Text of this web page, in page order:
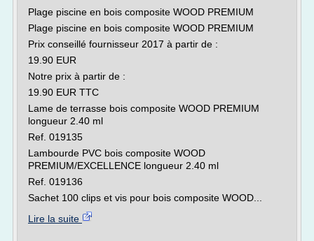
Plage piscine en bois composite WOOD PREMIUM
Plage piscine en bois composite WOOD PREMIUM
Prix conseillé fournisseur 2017 à partir de :
19.90 EUR
Notre prix à partir de :
19.90 EUR TTC
Lame de terrasse bois composite WOOD PREMIUM
longueur 2.40 ml
Ref. 019135
Lambourde PVC bois composite WOOD
PREMIUM/EXCELLENCE longueur 2.40 ml
Ref. 019136
Sachet 100 clips et vis pour bois composite WOOD...
Lire la suite